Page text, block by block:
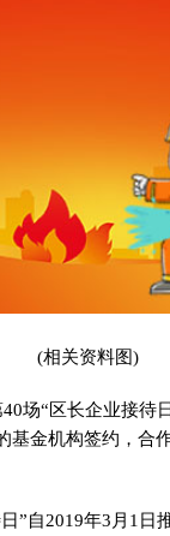
(相关资料图)
场“区长企业接待
基金机构签约，合
”自2019年3月1日